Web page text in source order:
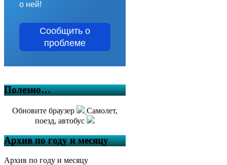
о ней!
Сообщить о
проблеме
Полезно…
Обновите браузер
Самолет,
поезд, автобус
Архив по году и месяцу
Архив по году и месяцу